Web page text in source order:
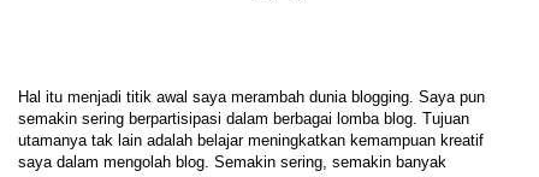
Hal itu menjadi titik awal saya merambah dunia blogging. Saya pun
semakin sering berpartisipasi dalam berbagai lomba blog. Tujuan
utamanya tak lain adalah belajar meningkatkan kemampuan kreatif
saya dalam mengolah blog. Semakin sering, semakin banyak